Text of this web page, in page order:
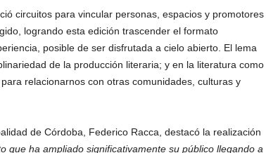
circuitos para vincular personas, espacios y promotores
logrando esta edición trascender el formato
posible de ser disfrutada a cielo abierto. El lema
de la producción literaria; y en la literatura como
relacionarnos con otras comunidades, culturas y
de Córdoba, Federico Racca, destacó la realización
que ha ampliado significativamente su público llegando a